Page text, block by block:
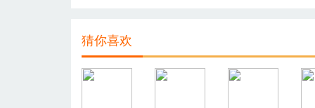
猜你喜欢